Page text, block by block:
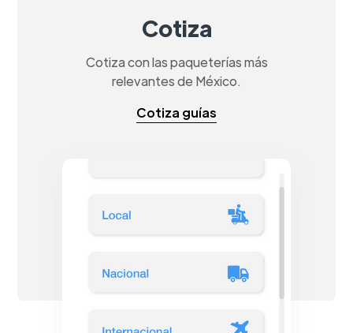
Cotiza
Cotiza con las paqueterías más
relevantes de México.
Cotiza guías